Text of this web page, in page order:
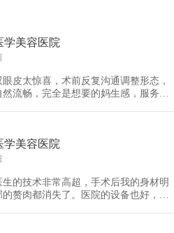
学美容医院
皮太惊喜，术前反复沟通调整形态，
流畅，完全是想要的妈生感，服务全
学美容医院
的技术非常高超，手术后我的身材明
赘肉都消失了。医院的设备也好，医